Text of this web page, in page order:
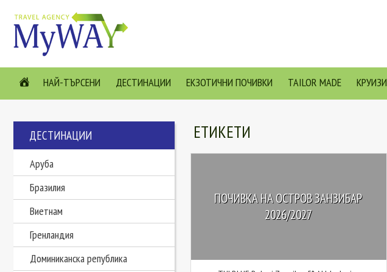
НАЙ-ТЪРСЕНИ ДЕСТИНАЦИИ ЕКЗОТИЧНИ ПОЧИВКИ TAILOR MADE КРУИЗИ
ДЕСТИНАЦИИ
Аруба
Бразилия
Виетнам
Гренландия
Доминиканска република
ЕТИКЕТИ
ПОЧИВКА НА ОСТРОВ ЗАНЗИБАР
2026/2027